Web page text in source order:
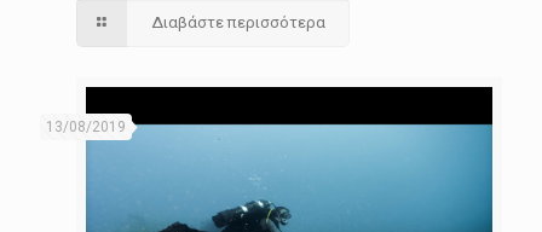
Διαβάστε περισσότερα
13/08/2019